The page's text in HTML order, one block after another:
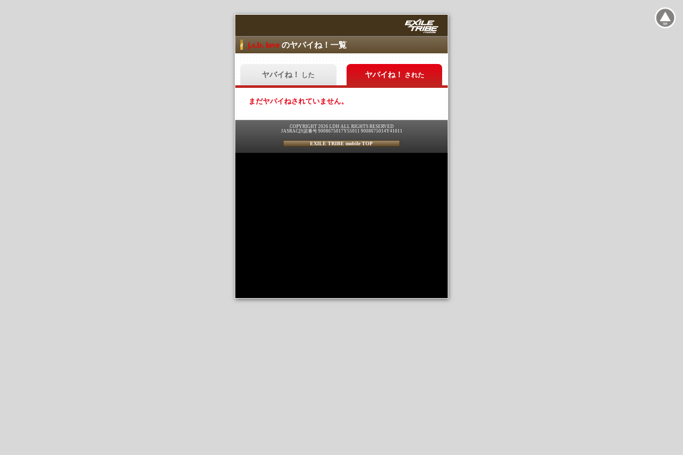
j.s.b. love のヤバイね！一覧
ヤバイね！ した ヤバイね！ された
まだヤバイねされていません。
COPYRIGHT 2026 LDH ALL RIGHTS RESERVED
JASRAC許諾番号 9008675017Y55011 9008675014Y41011
EXILE TRIBE mobile TOP